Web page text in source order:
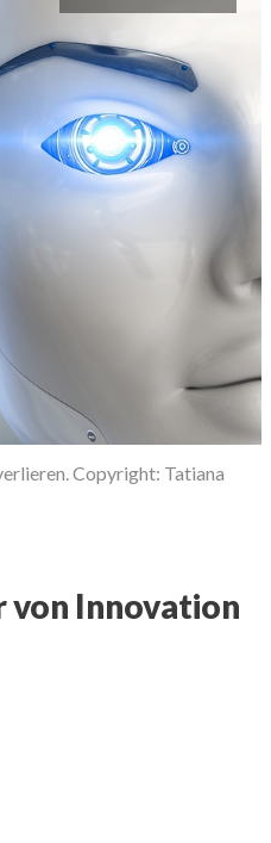
Copyright: Tatiana
Innovation